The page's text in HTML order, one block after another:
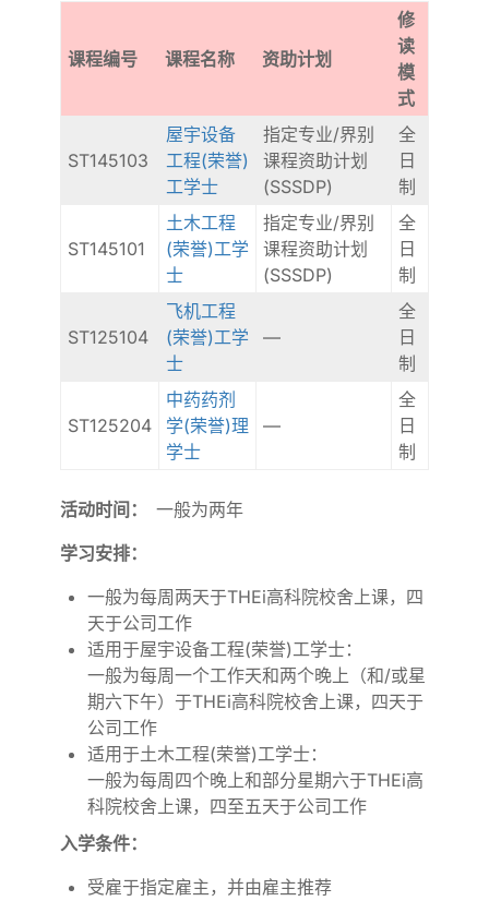
课程编号 课程名称 资助计划
修
读
模
式
ST145103
屋宇设备
工程(荣誉)
工学士
指定专业/界别
课程资助计划
(SSSDP)
全
日
制
ST145101
土木工程
(荣誉)工学
士
指定专业/界别
课程资助计划
(SSSDP)
全
日
制
ST125104
飞机工程
(荣誉)工学
士
—
全
日
制
ST125204
中药药剂
学(荣誉)理
学士
—
全
日
制
活动时间： 一般为两年
学习安排：
一般为每周两天于THEi高科院校舍上课，四
天于公司工作
适用于屋宇设备工程(荣誉)工学士：
一般为每周一个工作天和两个晚上（和/或星
期六下午）于THEi高科院校舍上课，四天于
公司工作
适用于土木工程(荣誉)工学士：
一般为每周四个晚上和部分星期六于THEi高
科院校舍上课，四至五天于公司工作
入学条件：
受雇于指定雇主，并由雇主推荐